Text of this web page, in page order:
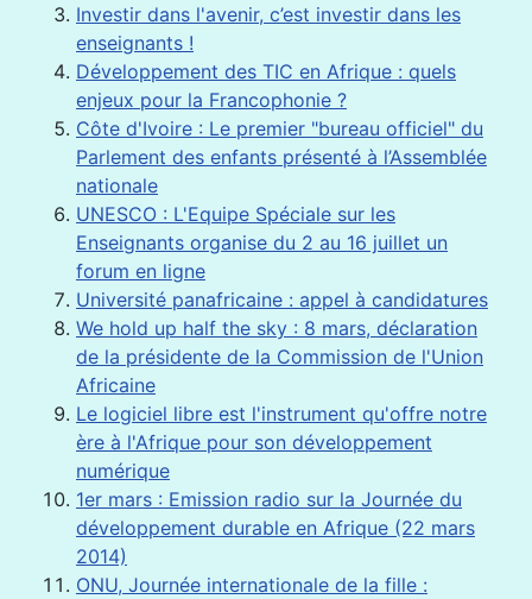
Investir dans l'avenir, c’est investir dans les
enseignants !
Développement des TIC en Afrique : quels
enjeux pour la Francophonie ?
Côte d'Ivoire : Le premier "bureau officiel" du
Parlement des enfants présenté à l’Assemblée
nationale
UNESCO : L'Equipe Spéciale sur les
Enseignants organise du 2 au 16 juillet un
forum en ligne
Université panafricaine : appel à candidatures
We hold up half the sky : 8 mars, déclaration
de la présidente de la Commission de l'Union
Africaine
Le logiciel libre est l'instrument qu'offre notre
ère à l'Afrique pour son développement
numérique
1er mars : Emission radio sur la Journée du
développement durable en Afrique (22 mars
2014)
ONU, Journée internationale de la fille :